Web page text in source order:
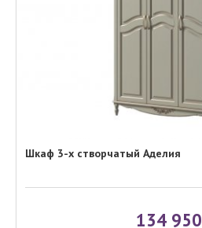
Шкаф 3-х створчатый Аделия
134 950